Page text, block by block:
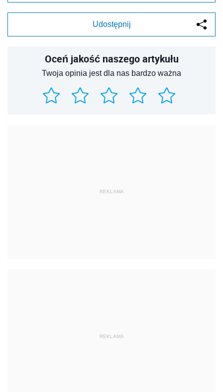
Udostępnij
Oceń jakość naszego artykułu
Twoja opinia jest dla nas bardzo ważna
REKLAMA
REKLAMA